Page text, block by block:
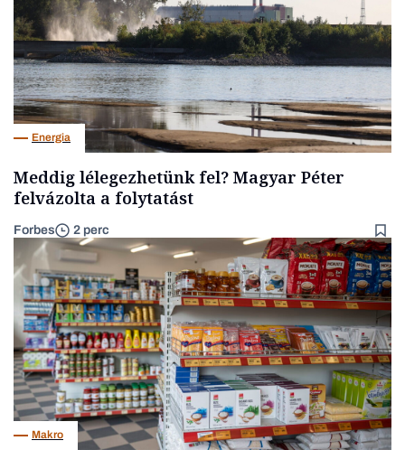
Energia
Meddig lélegezhetünk fel? Magyar Péter
felvázolta a folytatást
Forbes 2 perc
Makro